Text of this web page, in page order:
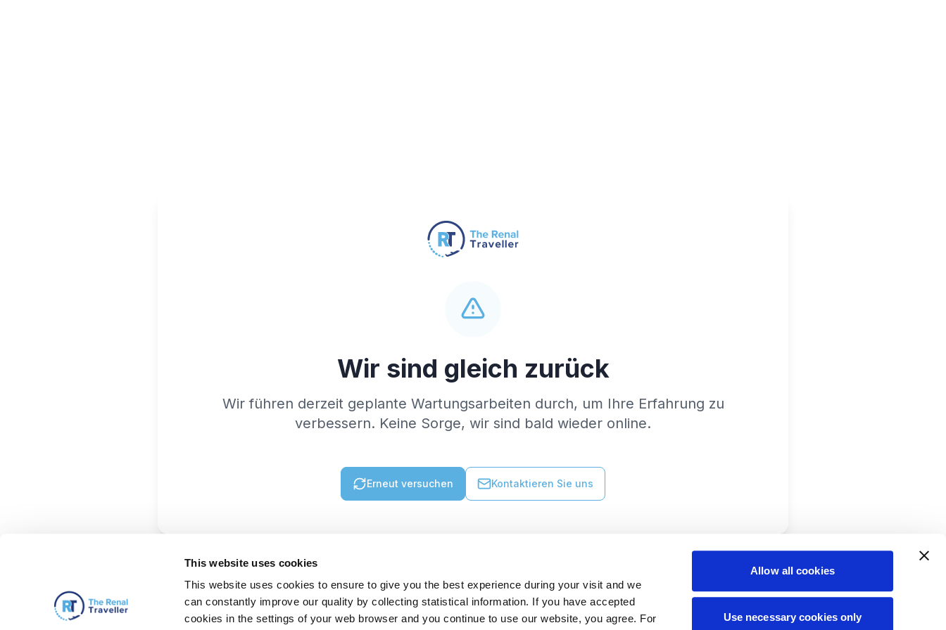
This website uses cookies
This website uses cookies to ensure to give you the best experience during your visit and we
can constantly improve our quality by collecting statistical information. If you have accepted
cookies in the settings of your web browser and you continue to use our website, you agree. For
Allow all cookies
Use necessary cookies only
Wir sind gleich zurück
Wir führen derzeit geplante Wartungsarbeiten durch, um Ihre Erfahrung zu
verbessern. Keine Sorge, wir sind bald wieder online.
Erneut versuchen Kontaktieren Sie uns